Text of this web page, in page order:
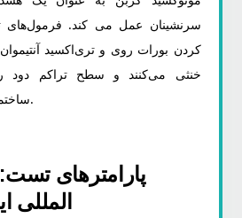
سرنشینان عمل می کند. فرمول‌های
کردن بورات روی و تری‌اکسید
خنثی می‌کنند و سطح تراکم دود
ساختمانی دقیق نگه می‌دارند.
پارامترهای
المللی